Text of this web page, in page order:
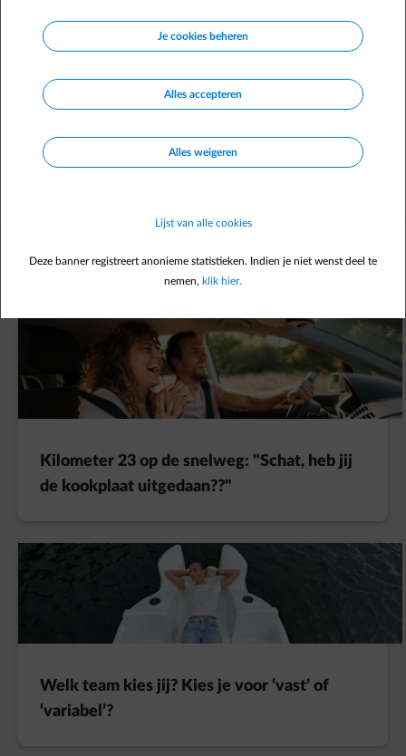
Verhuis melden
Voorschot aanpassen arrow-right
Nieuwste artikels
Opent in een nieuw tabblad
Kilometer 23 op de snelweg: "Schat, heb jij
de kookplaat uitgedaan??"
Welk team kies jij? Kies je voor ‘vast’ of
‘variabel’?
Je cookies beheren
Alles accepteren
Alles weigeren
Lijst van alle cookies
Deze banner registreert anonieme statistieken. Indien je niet wenst deel te
nemen, klik hier.